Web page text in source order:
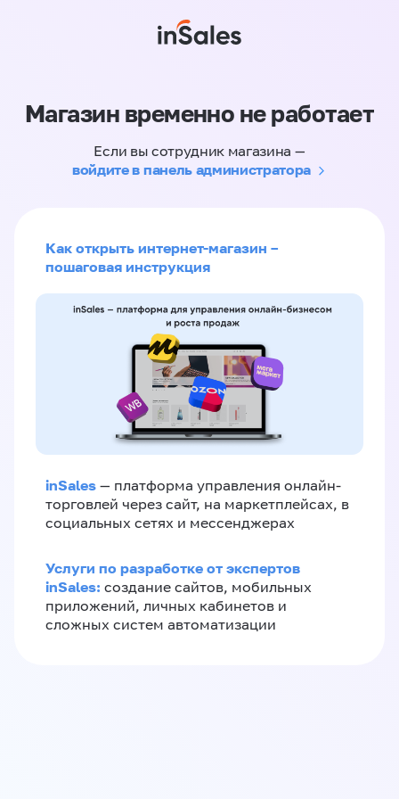
Магазин временно не работает
Если вы сотрудник магазина —
войдите в панель администратора
Как открыть интернет-магазин –
пошаговая инструкция
inSales — платформа управления онлайн-
торговлей через сайт, на маркетплейсах, в
социальных сетях и мессенджерах
Услуги по разработке от экспертов
inSales: создание сайтов, мобильных
приложений, личных кабинетов и
сложных систем автоматизации